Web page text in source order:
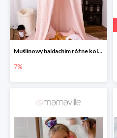
Muślinowy baldachim różne kolory
7%